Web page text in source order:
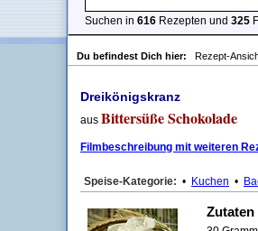
Suchen in 616 Rezepten und 325
Du befindest Dich hier:
Rezept-
Dreikönigskranz
aus Bittersüße Schokolade
Filmbeschreibung mit weiteren
Speise-Kategorie: • Kuchen •
Zutaten